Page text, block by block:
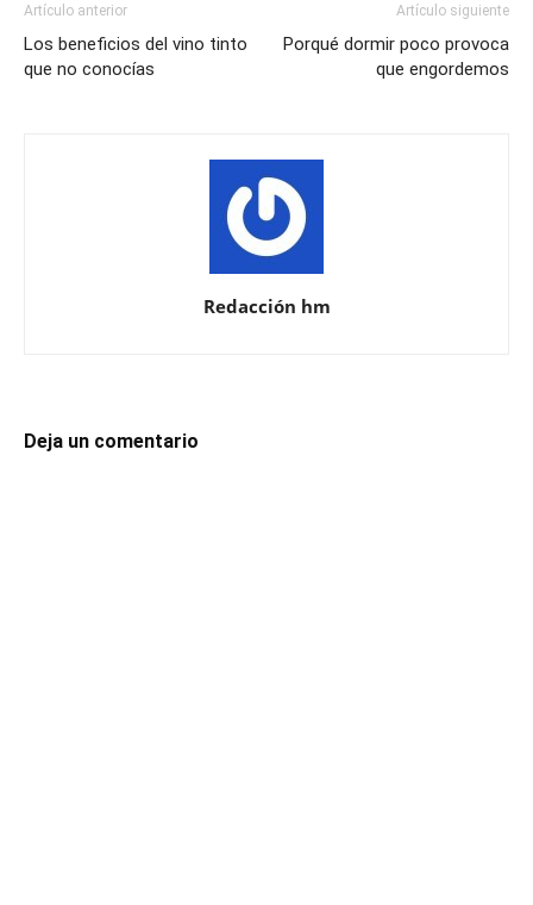
Artículo anterior
Los beneficios del vino tinto
que no conocías
Artículo siguiente
Porqué dormir poco provoca
que engordemos
Redacción hm
Deja un comentario